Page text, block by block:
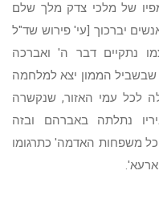
של מלכי צדק מלך שלם
יברכוך [עי' פירוש שד"ל
נתקיים דבר ה' ואברכה
הממון יצא למלחמה
לכל עמי האזור, שנקשרה
נתלתה באברהם ובזה
משפחות האדמה' כתרגומו
ארעא'.